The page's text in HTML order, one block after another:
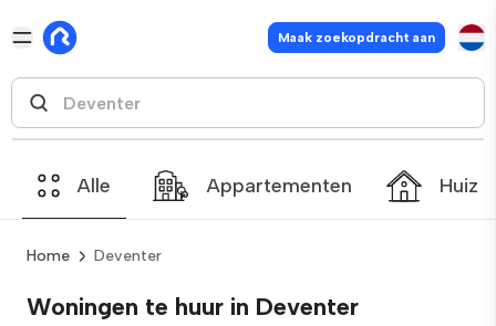
Maak zoekopdracht aan
Alle Appartementen
Home Deventer
Woningen te huur in Deventer